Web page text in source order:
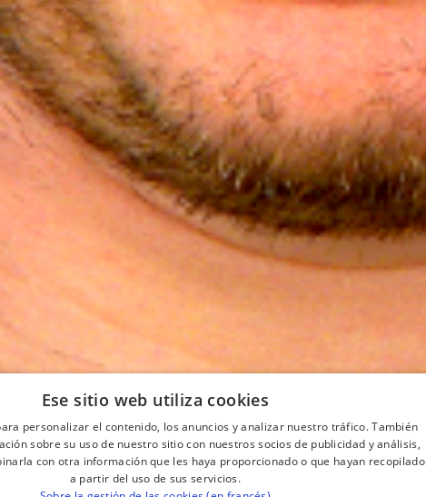
Ese sitio web utiliza cookies
personalizar el contenido, los anuncios y analizar nuestro tráfico. También
sobre su uso de nuestro sitio con nuestros socios de publicidad y análisis,
con otra información que les haya proporcionado o que hayan recopilado
a partir del uso de sus servicios.